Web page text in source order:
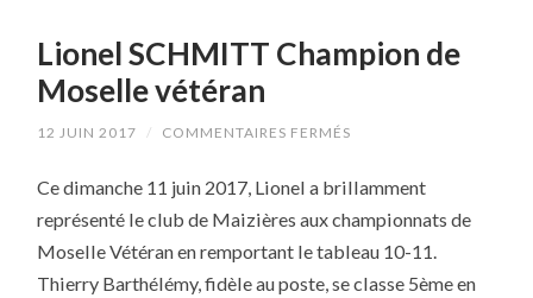
Lionel SCHMITT Champion de
Moselle vétéran
12 JUIN 2017 / COMMENTAIRES FERMÉS
CHAMPION
MOSELLE
Ce dimanche 11 juin 2017, Lionel a brillamment
représenté le club de Maizières aux championnats de
Moselle Vétéran en remportant le tableau 10-11.
Thierry Barthélémy, fidèle au poste, se classe 5ème en